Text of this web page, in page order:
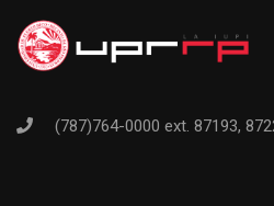
(787)764-0000 ext. 87193,